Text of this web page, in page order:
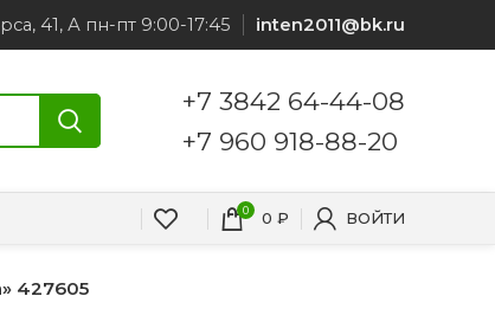
41, А пн-пт 9:00-17:45 inten2011@bk.ru
+7 3842 64-44-08
+7 960 918-88-20
0 0 ₽ ВОЙТИ
427605